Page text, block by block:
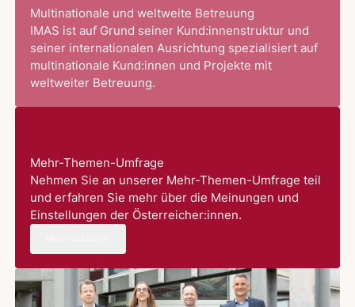
Multinationale und weltweite Betreuung
IMAS ist auf Grund seiner Kund:innenstruktur und
seiner internationalen Ausrichtung spezialisiert auf
multinationale Kund:innen und Projekte mit
weltweiter Betreuung.
Mehr-Themen-Umfrage
Nehmen Sie an unserer Mehr-Themen-Umfrage teil
und erfahren Sie mehr über die Meinungen und
Einstellungen der Österreicher:innen.